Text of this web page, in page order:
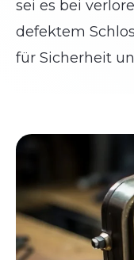
sei es bei
defektem
für Sicherheit